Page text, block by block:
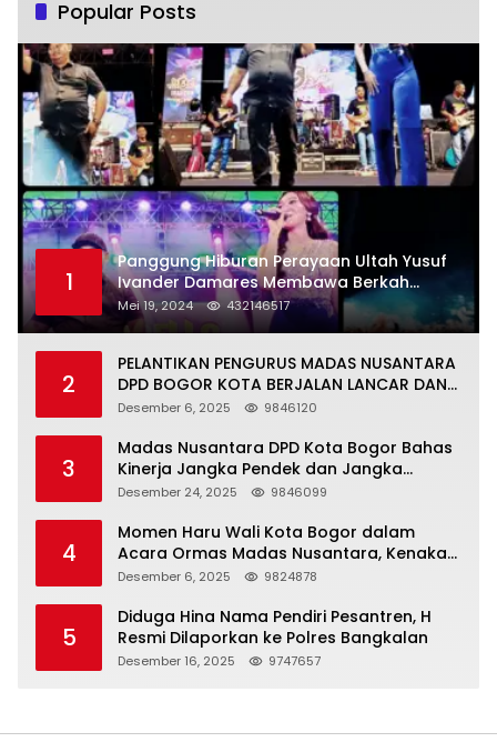
Popular Posts
1
Panggung Hiburan Perayaan Ultah Yusuf
Ivander Damares Membawa Berkah
Warga Kejapanan
Mei 19, 2024 432146517
2
PELANTIKAN PENGURUS MADAS NUSANTARA
DPD BOGOR KOTA BERJALAN LANCAR DAN
KHIDMAT
Desember 6, 2025 9846120
3
Madas Nusantara DPD Kota Bogor Bahas
Kinerja Jangka Pendek dan Jangka
Panjang
Desember 24, 2025 9846099
4
Momen Haru Wali Kota Bogor dalam
Acara Ormas Madas Nusantara, Kenakan
Peci Hitam Tinggi sebagai Simbol
Desember 6, 2025 9824878
5
Diduga Hina Nama Pendiri Pesantren, H
Resmi Dilaporkan ke Polres Bangkalan
Desember 16, 2025 9747657